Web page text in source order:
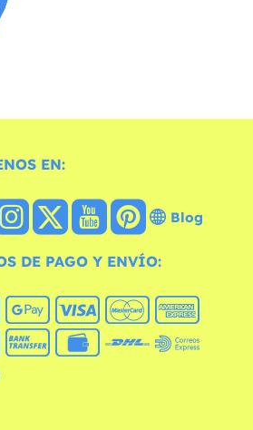
EN:
Blog
DE PAGO Y ENVÍO: